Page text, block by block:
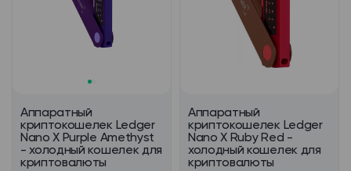
Аппаратный
криптокошелек Ledger
Nano X Purple Amethyst
- холодный кошелек для
криптовалюты
Аппаратный
криптокошелек Ledger
Nano X Ruby Red -
холодный кошелек для
криптовалюты